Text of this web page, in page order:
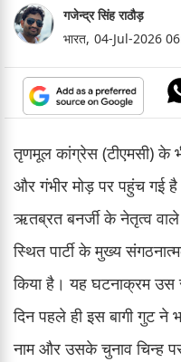
गजेन्द्र सिंह राठौड़
भारत, 04-Jul-2026
तृणमूल कांग्रेस (टीएमसी) के
और गंभीर मोड़ पर पहुंच गई
ऋतब्रत बनर्जी के नेतृत्व
स्थित पार्टी के मुख्य
किया है। यह घटनाक्रम
दिन पहले ही इस बागी गुट ने
नाम और उसके चुनाव चिन्ह